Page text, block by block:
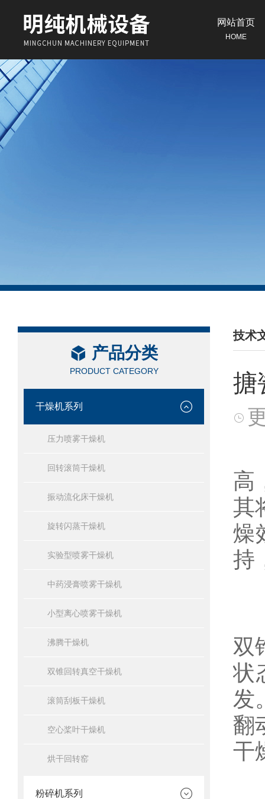
网站首页
HOME
产品分类
PRODUCT CATEGORY
干燥机系列
压力喷雾干燥机
回转滚筒干燥机
振动流化床干燥机
旋转闪蒸干燥机
实验型喷雾干燥机
中药浸膏喷雾干燥机
小型离心喷雾干燥机
沸腾干燥机
双锥回转真空干燥机
滚筒刮板干燥机
空心桨叶干燥机
烘干回转窑
粉碎机系列
技术
/
搪
高
其
燥
持
双
状
发
翻
干